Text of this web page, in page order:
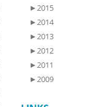
►2015
►2014
►2013
►2012
►2011
►2009